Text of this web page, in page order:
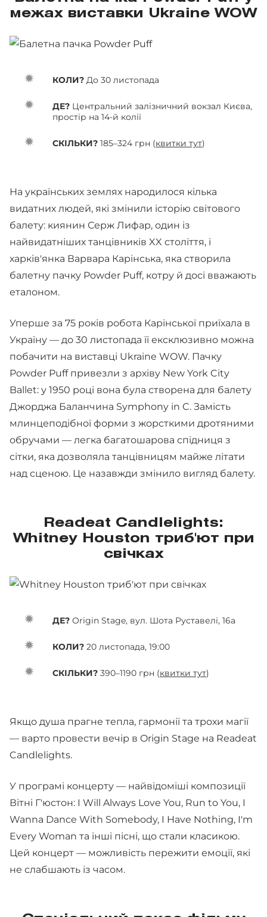
межах виставки Ukraine WOW
КОЛИ? До 30 листопада
ДЕ? Центральний залізничний вокзал Києва,
простір на 14-й колії
СКІЛЬКИ? 185–324 грн (квитки тут)
На українських землях народилося кілька
видатних людей, які змінили історію світового
балету: киянин Серж Лифар, один із
найвидатніших танцівників XX століття, і
харків'янка Варвара Карінська, яка створила
балетну пачку Powder Puff, котру й досі вважають
еталоном.
Уперше за 75 років робота Карінської приїхала в
Україну — до 30 листопада її ексклюзивно можна
побачити на виставці Ukraine WOW. Пачку
Powder Puff привезли з архіву New York City
Ballet: у 1950 році вона була створена для балету
Джорджа Баланчина Symphony in C. Замість
млинцеподібної форми з жорсткими дротяними
обручами — легка багатошарова спідниця з
сітки, яка дозволяла танцівницям майже літати
над сценою. Це назавжди змінило вигляд балету.
Readeat Candlelights:
Whitney Houston триб'ют при
свічках
ДЕ? Origin Stage, вул. Шота Руставелі, 16а
КОЛИ? 20 листопада, 19:00
СКІЛЬКИ? 390–1190 грн (квитки тут)
Якщо душа прагне тепла, гармонії та трохи магії
— варто провести вечір в Origin Stage на Readeat
Candlelights.
У програмі концерту — найвідоміші композиції
Вітні Г'юстон: I Will Always Love You, Run to You, I
Wanna Dance With Somebody, I Have Nothing, I'm
Every Woman та інші пісні, що стали класикою.
Цей концерт — можливість пережити емоції, які
не слабшають із часом.